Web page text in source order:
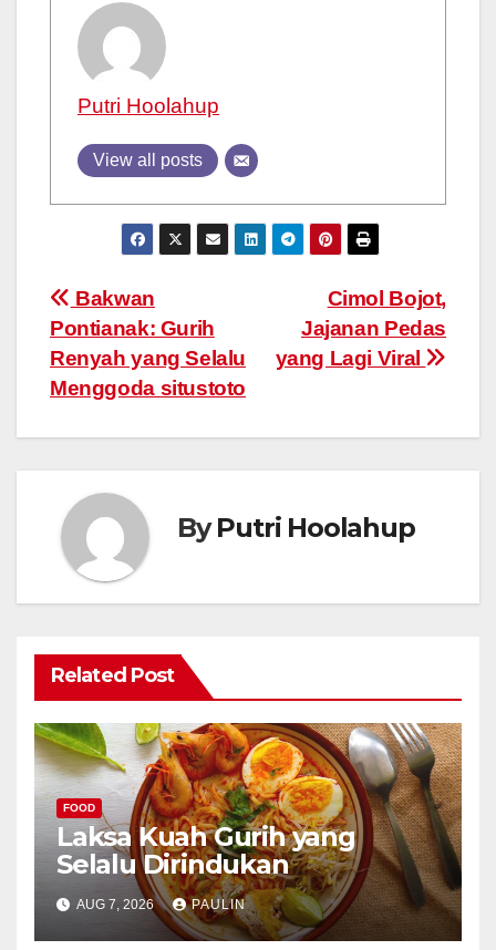
Putri Hoolahup
View all posts
Post
navigation
Cimol Bojot,
Jajanan Pedas
yang Lagi Viral
Bakwan
Pontianak: Gurih
Renyah yang Selalu
Menggoda situstoto
ByPutri Hoolahup
Related Post
FOOD
Laksa Kuah Gurih yang
Selalu Dirindukan
AUG 7, 2026 PAULIN